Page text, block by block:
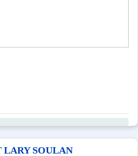
uniquement location semaine
LARY SOULAN